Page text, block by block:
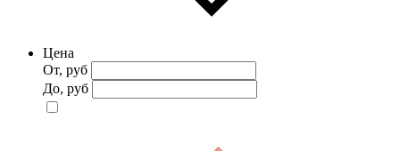
Цена
От, руб
До, руб